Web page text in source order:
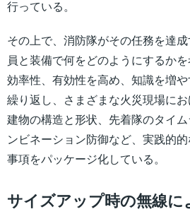
行っている。
その上で、消防隊がその任務を達
員と装備で何をどのようにするか
効率性、有効性を高め、知識を増
繰り返し、さまざまな火災現場にお
建物の構造と形状、先着隊のタイ
ンビネーション防御など、実践的
事項をパッケージ化している。
サイズアップ時の無線に